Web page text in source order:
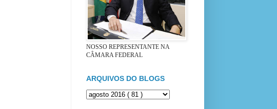
NOSSO REPRESENTANTE NA
CÂMARA FEDERAL
ARQUIVOS DO BLOGS